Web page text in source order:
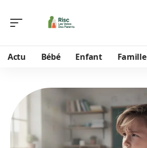
Actu Bébé Enfant Famille